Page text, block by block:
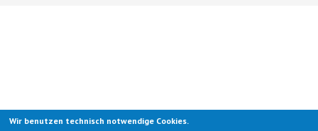
Wir benutzen technisch notwendige Cookies.